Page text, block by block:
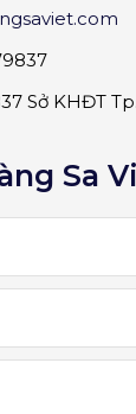
Sở KHĐT
Sa